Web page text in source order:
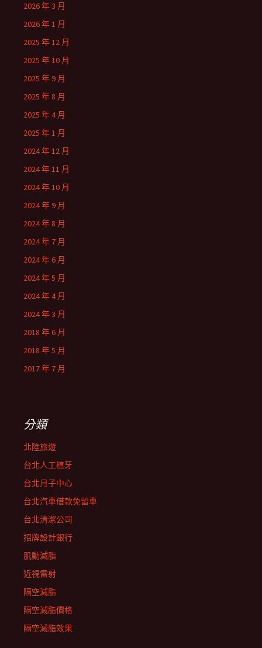
2026 年 3 月
2026 年 1 月
2025 年 12 月
2025 年 10 月
2025 年 9 月
2025 年 8 月
2025 年 4 月
2025 年 1 月
2024 年 12 月
2024 年 11 月
2024 年 10 月
2024 年 9 月
2024 年 8 月
2024 年 7 月
2024 年 6 月
2024 年 5 月
2024 年 4 月
2024 年 3 月
2018 年 6 月
2018 年 5 月
2017 年 7 月
分類
北陸旅遊
台北人工植牙
台北月子中心
台北汽車借款免留車
台北清潔公司
招牌設計銀行
肌動減脂
近視雷射
隔空減脂
隔空減脂價格
隔空減脂效果